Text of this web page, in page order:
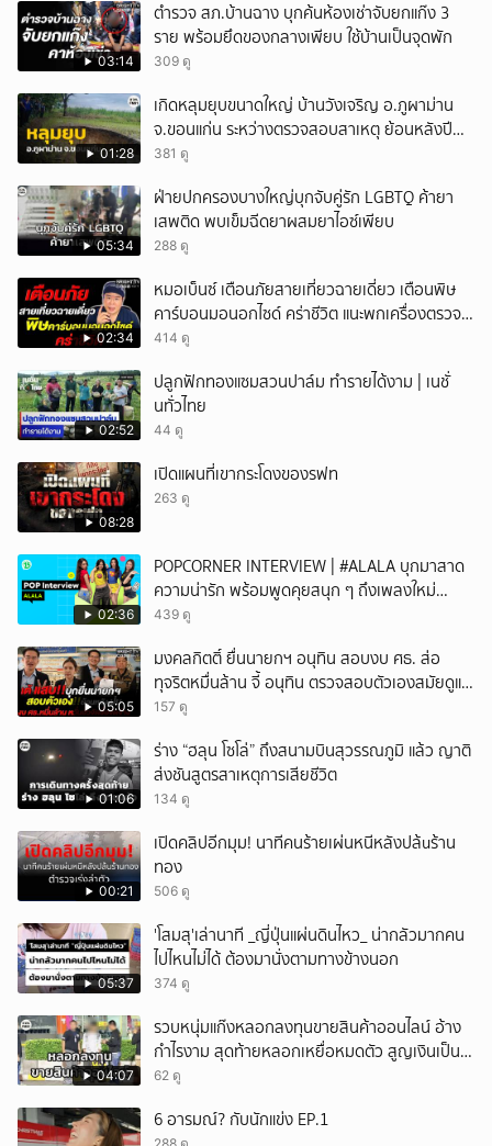
03:14
ตำรวจ สภ.บ้านฉาง บุกค้นห้องเช่าจับยกแก๊ง 3
ราย พร้อมยึดของกลางเพียบ ใช้บ้านเป็นจุดพัก
309 ดู
01:28
เกิดหลุมยุบขนาดใหญ่ บ้านวังเจริญ อ.ภูผาม่าน
จ.ขอนแก่น ระหว่างตรวจสอบสาเหตุ ย้อนหลังปี
2568 พบเคยพบหลุมยุบมาแล้วครั้งหนึ่ง
381 ดู
05:34
ฝ่ายปกครองบางใหญ่บุกจับคู่รัก LGBTQ ค้ายา
เสพติด พบเข็มฉีดยาผสมยาไอซ์เพียบ
288 ดู
02:34
หมอเบ็นซ์ เตือนภัยสายเที่ยวฉายเดี่ยว เตือนพิษ
คาร์บอนมอนอกไซด์ คร่าชีวิต แนะพกเครื่องตรวจ
วัดติดตัว
414 ดู
02:52
ปลูกฟักทองแซมสวนปาล์ม ทำรายได้งาม | เนชั่
นทั่วไทย
44 ดู
08:28
เปิดแผนที่เขากระโดงของรฟท
263 ดู
02:36
POPCORNER INTERVIEW | #ALALA บุกมาสาด
ความน่ารัก พร้อมพูดคุยสนุก ๆ ถึงเพลงใหม่
'ON&OFF'
439 ดู
05:05
มงคลกิตติ์ ยื่นนายกฯ อนุทิน สอบงบ ศธ. ส่อ
ทุจริตหมื่นล้าน จี้ อนุทิน ตรวจสอบตัวเองสมัยดูแล
ศธ.
157 ดู
01:06
ร่าง “ฮลุน โซโล่” ถึงสนามบินสุวรรณภูมิ แล้ว ญาติ
ส่งชันสูตรสาเหตุการเสียชีวิต
134 ดู
00:21
เปิดคลิปอีกมุม! นาทีคนร้ายเผ่นหนีหลังปล้uร้าน
ทอง
506 ดู
05:37
'โสมสุ'เล่านาที _ญี่ปุ่นแผ่นดินไหว_ น่ากลัวมากคน
ไปไหนไม่ได้ ต้องมานั่งตามทางข้างนอก
374 ดู
04:07
รวบหนุ่มแก๊งหลอกลงทุนขายสินค้าออนไลน์ อ้าง
กำไรงาม สุดท้ายหลอกเหยื่อหมดตัว สูญเงินเป็น
แสนบาท ยังให้การปฏิเสธ
62 ดู
6 อารมณ์? กับนักแข่ง EP.1